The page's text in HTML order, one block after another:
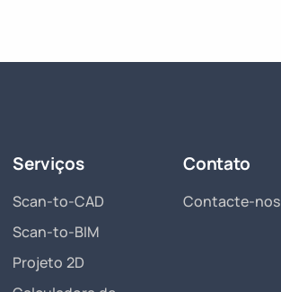
Serviços
Scan-to-CAD
Scan-to-BIM
Projeto 2D
Contato
Contacte-nos